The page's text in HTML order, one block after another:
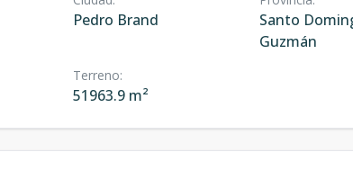
Pedro Brand
Santo
Guzmán
Terreno:
51963.9 m²